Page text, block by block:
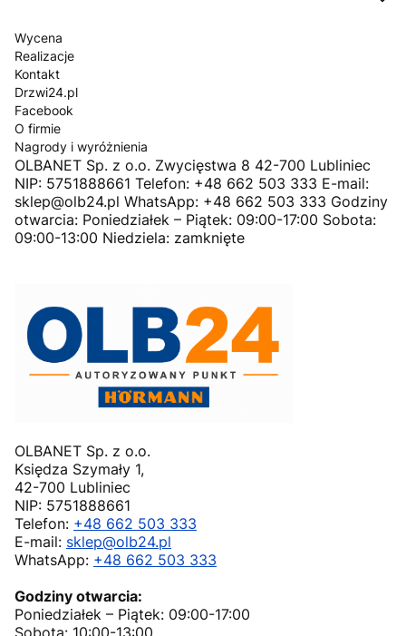
Wycena
Realizacje
Kontakt
Drzwi24.pl
Facebook
O firmie
Nagrody i wyróżnienia
OLBANET Sp. z o.o. Zwycięstwa 8 42-700 Lubliniec
NIP: 5751888661 Telefon: +48 662 503 333 E-mail:
sklep@olb24.pl WhatsApp: +48 662 503 333 Godziny
otwarcia: Poniedziałek – Piątek: 09:00-17:00 Sobota:
09:00-13:00 Niedziela: zamknięte
OLBANET Sp. z o.o.
Księdza Szymały 1,
42-700 Lubliniec
NIP: 5751888661
Telefon: +48 662 503 333
E-mail: sklep@olb24.pl
WhatsApp: +48 662 503 333
Godziny otwarcia:
Poniedziałek – Piątek: 09:00-17:00
Sobota: 10:00-13:00